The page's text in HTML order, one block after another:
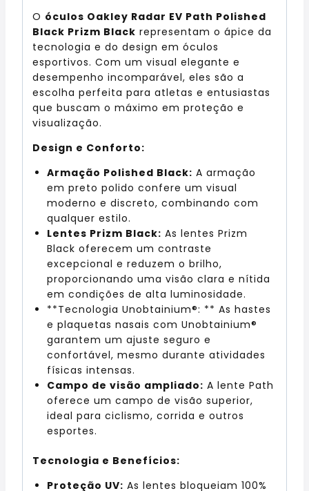
O óculos Oakley Radar EV Path Polished
Black Prizm Black representam o ápice da
tecnologia e do design em óculos
esportivos. Com um visual elegante e
desempenho incomparável, eles são a
escolha perfeita para atletas e entusiastas
que buscam o máximo em proteção e
visualização.
Design e Conforto:
Armação Polished Black: A armação
em preto polido confere um visual
moderno e discreto, combinando com
qualquer estilo.
Lentes Prizm Black: As lentes Prizm
Black oferecem um contraste
excepcional e reduzem o brilho,
proporcionando uma visão clara e nítida
em condições de alta luminosidade.
**Tecnologia Unobtainium®: ** As hastes
e plaquetas nasais com Unobtainium®
garantem um ajuste seguro e
confortável, mesmo durante atividades
físicas intensas.
Campo de visão ampliado: A lente Path
oferece um campo de visão superior,
ideal para ciclismo, corrida e outros
esportes.
Tecnologia e Benefícios:
Proteção UV: As lentes bloqueiam 100%